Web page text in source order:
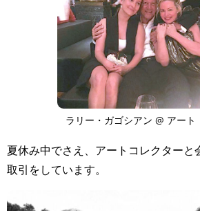
ラリー・ガゴシアン @ アート
夏休み中でさえ、アートコレクターと
取引をしています。